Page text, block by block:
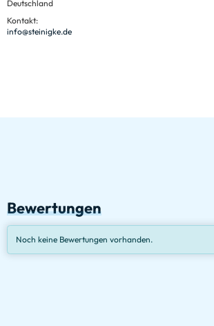
Deutschland
Kontakt:
info@steinigke.de
Bewertungen
Noch keine Bewertungen vorhanden.